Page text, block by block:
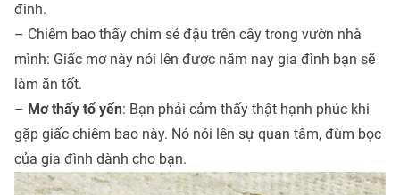
đình.
– Chiêm bao thấy chim sẻ đậu trên cây trong vườn nhà
mình: Giấc mơ này nói lên được năm nay gia đình bạn sẽ
làm ăn tốt.
– Mơ thấy tổ yến: Bạn phải cảm thấy thật hạnh phúc khi
gặp giấc chiêm bao này. Nó nói lên sự quan tâm, đùm bọc
của gia đình dành cho bạn.